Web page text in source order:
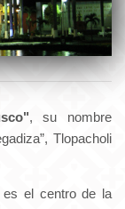
, su nombre
Tlopacholi
es el centro de la